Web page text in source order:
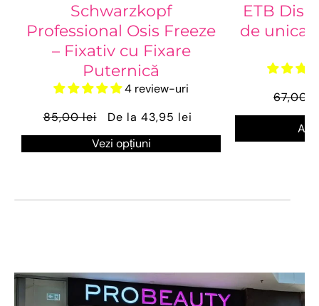
Schwarzkopf
Professional Osis Freeze
– Fixativ cu Fixare
Puternică
4 review-uri
85,00 lei
De la 43,95 lei
Vezi opțiuni
ETB
de unica
67,00